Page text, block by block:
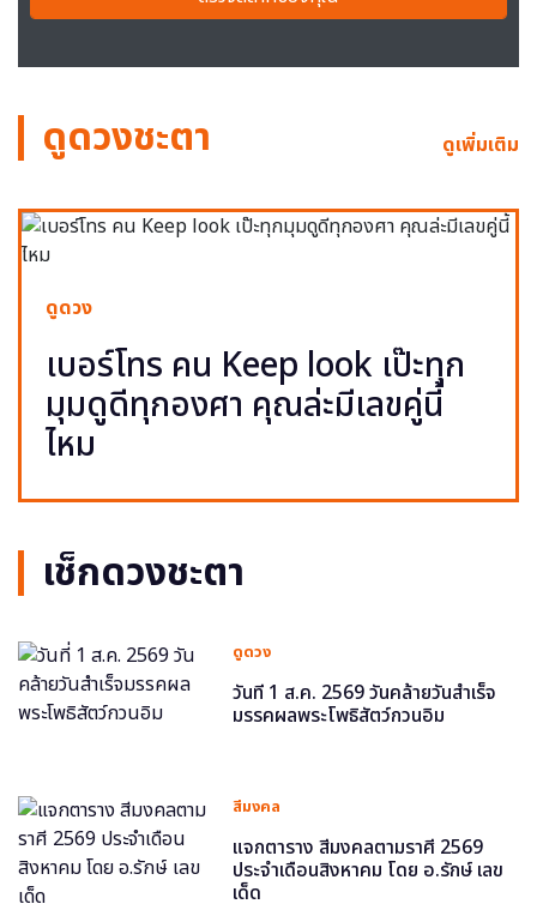
ดูดวงชะตา ดูเพิ่มเติม
ดูดวง
เบอร์โทร คน Keep look เป๊ะทุก
มุมดูดีทุกองศา คุณล่ะมีเลขคู่นี้
ไหม
เช็กดวงชะตา
ดูดวง
วันที่ 1 ส.ค. 2569 วันคล้ายวันสำเร็จ
มรรคผลพระโพธิสัตว์กวนอิม
สีมงคล
แจกตาราง สีมงคลตามราศี 2569
ประจำเดือนสิงหาคม โดย อ.รักษ์ เลข
เด็ด